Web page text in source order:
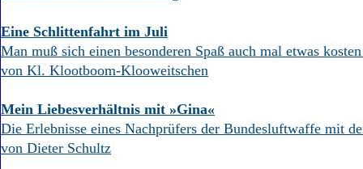
Eine Schlittenfahrt im Juli
Man muß sich einen besonderen Spaß auch mal etwas
von Kl. Klootboom-Klooweitschen
Mein Liebesverhältnis mit »Gina«
Die Erlebnisse eines Nachprüfers der Bundesluftwaffe mit
von Dieter Schultz